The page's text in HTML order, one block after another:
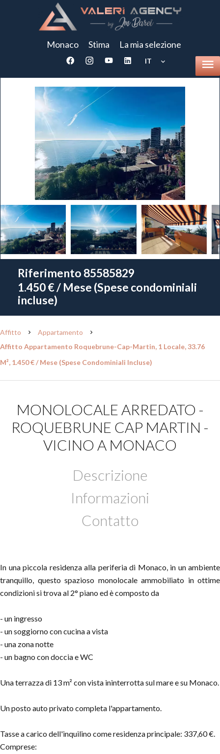
Monaco Stima La mia selezione
IT
Riferimento 85585829
1.450 € / Mese (Spese condominiali
incluse)
Affitto
Appartamento
Affitto Appartamento Roquebrune-Cap-Martin, 1 Locale, 33.76
M², 1.450 € / Mese (Spese Condominiali Incluse)
MONOLOCALE ARREDATO -
ROQUEBRUNE CAP MARTIN -
VICINO A MONACO
Descrizione
Informazioni
Contatto
In una piccola residenza alla periferia di Monaco, in un ambiente
tranquillo, questo spazioso monolocale ammobiliato in ottime
condizioni si trova al 2° piano ed è composto da
- un ingresso
- un soggiorno con cucina a vista
- una zona notte
- un bagno con doccia e WC
Una terrazza di 13 m² con vista ininterrotta sul mare e su Monaco.
Un posto auto privato completa l'appartamento.
Tasse a carico dell'inquilino come residenza principale: 337,60 €.
Comprese: